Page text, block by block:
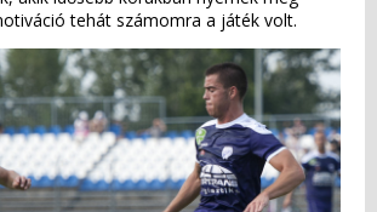
tehát számomra a játék volt.